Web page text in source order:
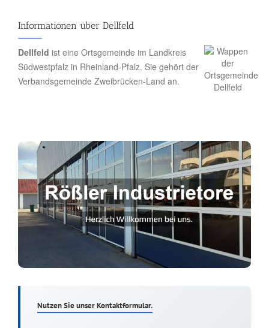
Informationen über Dellfeld
Dellfeld ist eine Ortsgemeinde im Landkreis
Südwestpfalz in Rheinland-Pfalz. Sie gehört der
Verbandsgemeinde Zweibrücken-Land an.
Nutzen Sie unser Kontaktformular.